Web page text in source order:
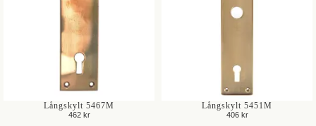
Långskylt 5467M
462 kr
Långskylt 5451M
406 kr